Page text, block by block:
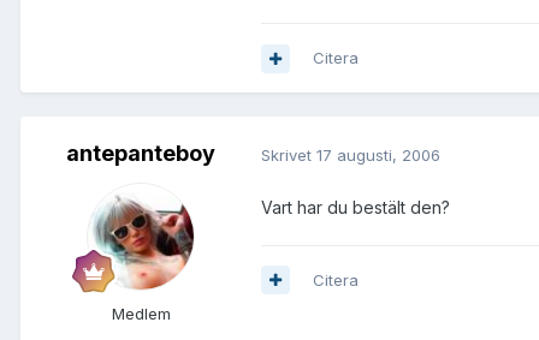
Citera
antepanteboy
Medlem
Skrivet 17 augusti, 2006
Vart har du bestält den?
Citera